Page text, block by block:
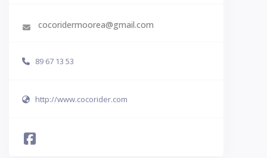
cocoridermoorea@gmail.com
89 67 13 53
http://www.cocorider.com